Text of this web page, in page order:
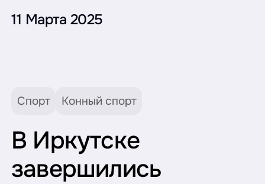
11 Марта 2025
Спорт Конный спорт
В Иркутске
завершились